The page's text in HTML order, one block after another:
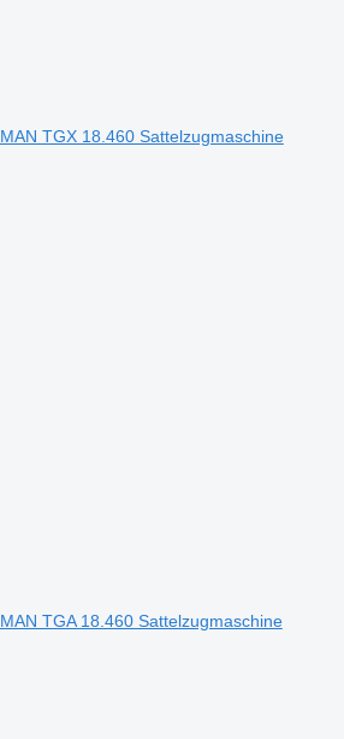
MAN TGX 18.460 Sattelzugmaschine
MAN TGA 18.460 Sattelzugmaschine